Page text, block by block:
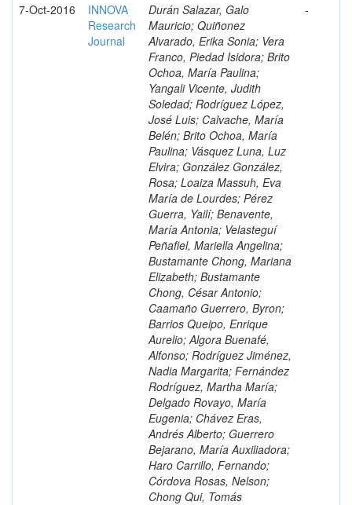
7-Oct-2016
INNOVA
Research
Journal
Durán Salazar, Galo
Mauricio; Quiñonez
Alvarado, Erika Sonia; Vera
Franco, Piedad Isidora; Brito
Ochoa, María Paulina;
Yangali Vicente, Judith
Soledad; Rodríguez López,
José Luis; Calvache, María
Belén; Brito Ochoa, María
Paulina; Vásquez Luna, Luz
Elvira; González González,
Rosa; Loaiza Massuh, Eva
María de Lourdes; Pérez
Guerra, Yailí; Benavente,
María Antonia; Velasteguí
Peñafiel, Mariella Angelina;
Bustamante Chong, Mariana
Elizabeth; Bustamante
Chong, César Antonio;
Caamaño Guerrero, Byron;
Barrios Queipo, Enrique
Aurelio; Algora Buenafé,
Alfonso; Rodríguez Jiménez,
Nadia Margarita; Fernández
Rodríguez, Martha María;
Delgado Rovayo, María
Eugenia; Chávez Eras,
Andrés Alberto; Guerrero
Bejarano, María Auxiliadora;
Haro Carrillo, Fernando;
Córdova Rosas, Nelson;
Chong Qui, Tomás
-